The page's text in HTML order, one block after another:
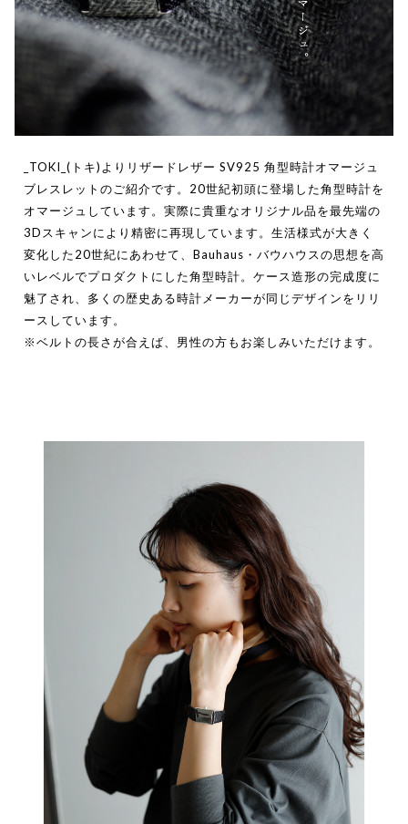
_TOKI_(トキ)よりリザードレザー SV925 角型時計オマージュ
ブレスレットのご紹介です。20世紀初頭に登場した角型時計を
オマージュしています。実際に貴重なオリジナル品を最先端の
3Dスキャンにより精密に再現しています。生活様式が大きく
変化した20世紀にあわせて、Bauhaus・バウハウスの思想を高
いレベルでプロダクトにした角型時計。ケース造形の完成度に
魅了され、多くの歴史ある時計メーカーが同じデザインをリリ
ースしています。
※ベルトの長さが合えば、男性の方もお楽しみいただけます。